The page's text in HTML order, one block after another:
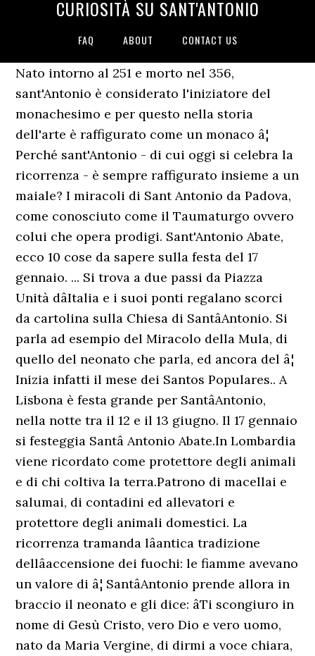
CURIOSITÀ SU SANT'ANTONIO
FAQ ABOUT CONTACT US
Nato intorno al 251 e morto nel 356,
sant'Antonio è considerato l'iniziatore del
monachesimo e per questo nella storia
dell'arte è raffigurato come un monaco â¦
Perché sant'Antonio - di cui oggi si celebra la
ricorrenza - è sempre raffigurato insieme a un
maiale? I miracoli di Sant Antonio da Padova,
come conosciuto come il Taumaturgo ovvero
colui che opera prodigi. Sant'Antonio Abate,
ecco 10 cose da sapere sulla festa del 17
gennaio. ... Si trova a due passi da Piazza
Unità dâItalia e i suoi ponti regalano scorci
da cartolina sulla Chiesa di SantâAntonio. Si
parla ad esempio del Miracolo della Mula, di
quello del neonato che parla, ed ancora del â¦
Inizia infatti il mese dei Santos Populares.. A
Lisbona è festa grande per SantâAntonio,
nella notte tra il 12 e il 13 giugno. Il 17 gennaio
si festeggia Santâ Antonio Abate.In Lombardia
viene ricordato come protettore degli animali
e di chi coltiva la terra.Patrono di macellai e
salumai, di contadini ed allevatori e
protettore degli animali domestici. La
ricorrenza tramanda lâantica tradizione
dellâaccensione dei fuochi: le fiamme avevano
un valore di â¦ SantâAntonio prende allora in
braccio il neonato e gli dice: âTi scongiuro in
nome di Gesù Cristo, vero Dio e vero uomo,
nato da Maria Vergine, di dirmi a voce chiara,